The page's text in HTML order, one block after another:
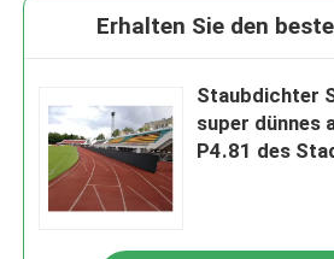
Erhalten Sie den
Staubdichter
super dünnes
P4.81 des